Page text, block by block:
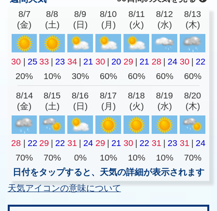
8/7
(金)
8/8
(土)
8/9
(日)
8/10
(月)
8/11
(火)
8/12
(水)
8/13
(木)
30 | 25 33 | 23 34 | 21 30 | 20 29 | 21 28 | 24 30 | 22
20%
10% 30% 60% 60% 60% 60%
8/14
(金)
8/15
(土)
8/16
(日)
8/17
(月)
8/18
(火)
8/19
(水)
8/20
(木)
28 | 22 29 | 22 31 | 24 29 | 21 30 | 22 31 | 23 31 | 24
70%
70% 0% 10% 10% 10%
70%
日付をタップすると、天気の詳細が表示されます
天気アイコンの意味について